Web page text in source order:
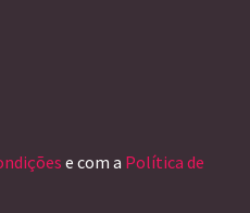
e com a Política de